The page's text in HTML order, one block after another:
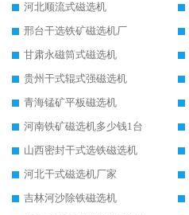
河北顺流式磁选机
邢台干选铁矿磁选机厂
甘肃永磁筒式磁选机
贵州干式辊式强磁选机
青海锰矿平板磁选机
河南铁矿磁选机多少钱1台
山西密封干式选铁磁选机
河北干式磁选机厂家
吉林河沙除铁磁选机